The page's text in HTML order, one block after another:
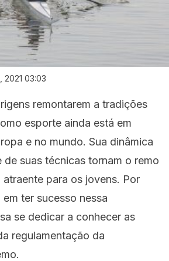
2021 03:03
remontarem a tradições
esporte ainda está em
e no mundo. Sua dinâmica
de suas técnicas tornam o remo
para os jovens. Por
ter sucesso nessa
se dedicar a conhecer as
regulamentação da